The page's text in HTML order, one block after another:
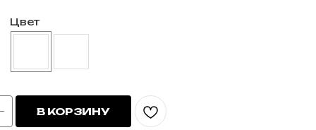
Цвет
В КОРЗИНУ